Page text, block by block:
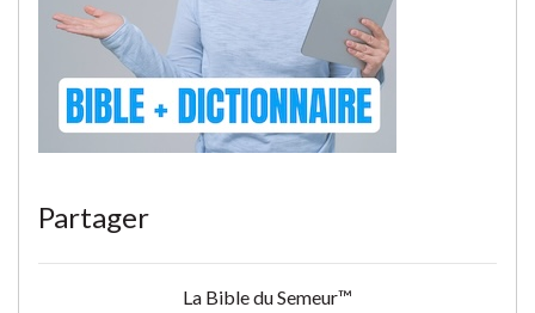
Partager
La Bible du Semeur™